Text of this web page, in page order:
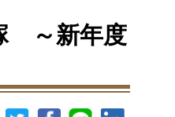
～新年度